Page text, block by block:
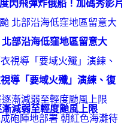
閃飛彈炸俄船！加碼秀影片
部沿海低窪地區留意大
導「要域火殲」演練、復
減弱至輕度颱風上限